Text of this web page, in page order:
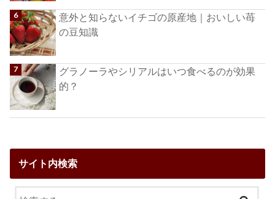
意外と知らないイチゴの原産地｜おいしい苺
の豆知識
グラノーラやシリアルはいつ食べるのが効果
的？
サイト内検索